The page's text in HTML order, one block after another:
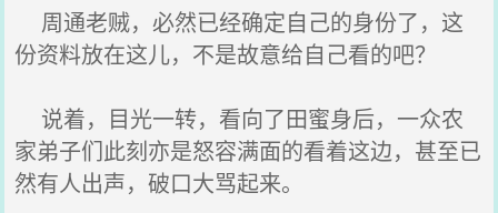
周通老贼，必然已经确定自己的身份了，这
份资料放在这儿，不是故意给自己看的吧？
说着，目光一转，看向了田蜜身后，一众农
家弟子们此刻亦是怒容满面的看着这边，甚至已
然有人出声，破口大骂起来。